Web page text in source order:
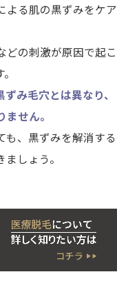
よる肌の黒ずみをケア
どの刺激が原因で起こ
み毛穴とは異なり、
せん。
も、黒ずみを解消する
しょう。